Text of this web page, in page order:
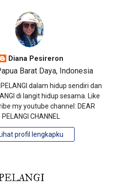
Diana Pesireron
Barat Daya, Indonesia
dalam hidup sendiri dan
di langit hidup sesama. Like
my youtube channel: DEAR
PELANGI CHANNEL
profil lengkapku